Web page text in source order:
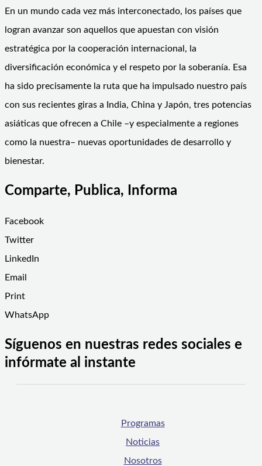
En un mundo cada vez más interconectado, los países que
logran avanzar son aquellos que apuestan con visión
estratégica por la cooperación internacional, la
diversificación económica y el respeto por la soberanía. Esa
ha sido precisamente la ruta que ha impulsado nuestro país
con sus recientes giras a India, China y Japón, tres potencias
asiáticas que ofrecen a Chile –y especialmente a regiones
como la nuestra– nuevas oportunidades de desarrollo y
bienestar.
Comparte, Publica, Informa
Facebook
Twitter
LinkedIn
Email
Print
WhatsApp
Síguenos en nuestras redes sociales e
infórmate al instante
Programas
Noticias
Nosotros